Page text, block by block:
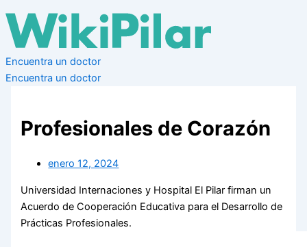
Encuentra un doctor
Encuentra un doctor
Profesionales de Corazón
enero 12, 2024
Universidad Internaciones y Hospital El Pilar firman un
Acuerdo de Cooperación Educativa para el Desarrollo de
Prácticas Profesionales.